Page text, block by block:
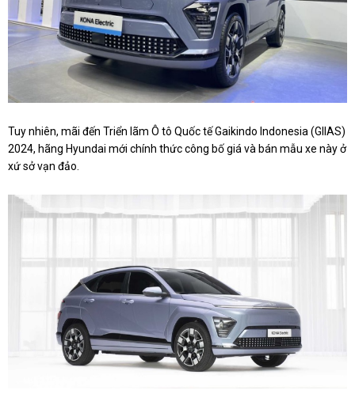
Tuy nhiên, mãi đến Triển lãm Ô tô Quốc tế Gaikindo Indonesia (GIIAS)
2024, hãng Hyundai mới chính thức công bố giá và bán mẫu xe này ở
xứ sở vạn đảo.